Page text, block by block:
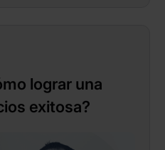
lograr una
exitosa?